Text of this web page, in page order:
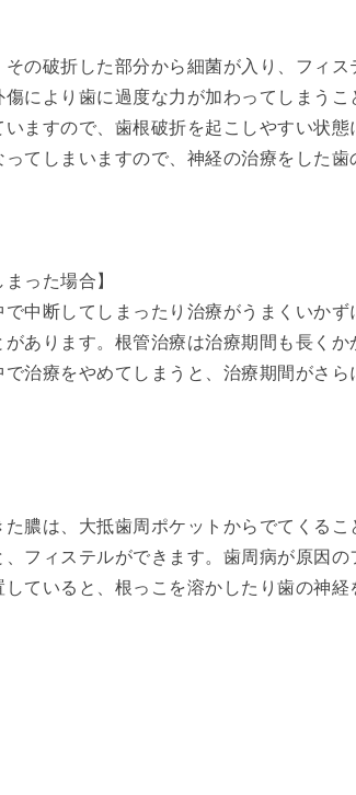
の破折した部分から細菌が入り、フィ
により歯に過度な力が加わってしまう
ますので、歯根破折を起こしやすい状
てしまいますので、神経の治療をした
った場合】
中断してしまったり治療がうまくいか
あります。根管治療は治療期間も長く
治療をやめてしまうと、治療期間がさ
膿は、大抵歯周ポケットからでてくる
フィステルができます。歯周病が原因
ていると、根っこを溶かしたり歯の神